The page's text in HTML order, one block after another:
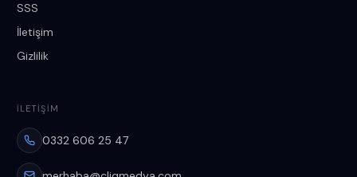
SSS
İletişim
Gizlilik
İLETIŞIM
0332 606 25 47